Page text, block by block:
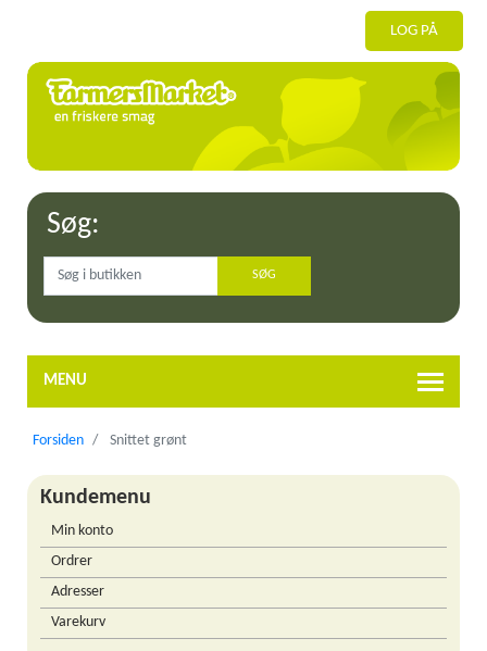
LOG PÅ
Søg:
MENU
Forsiden Snittet grønt
Kundemenu
Min konto
Ordrer
Adresser
Varekurv